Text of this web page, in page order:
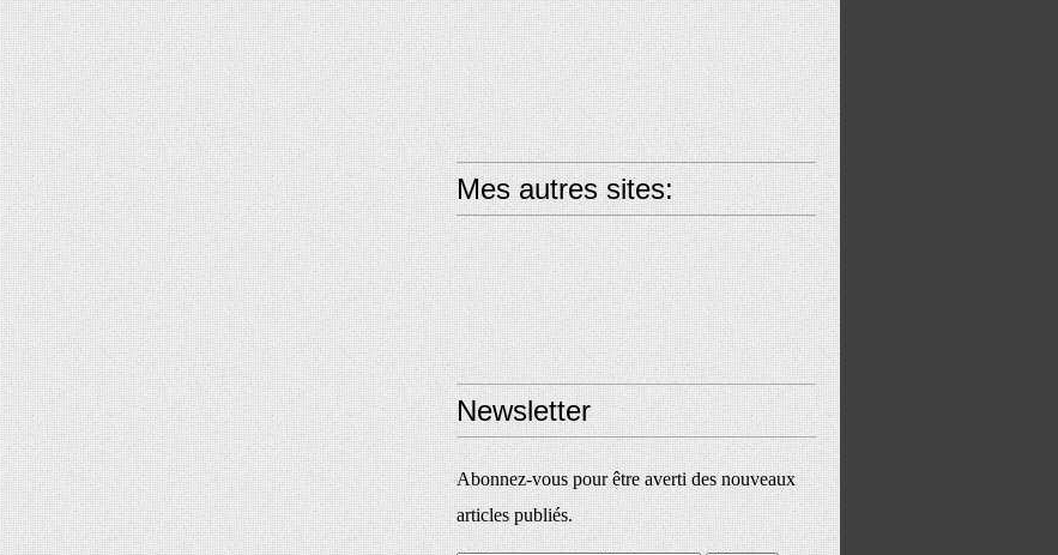
Mes autres sites:
Newsletter
Abonnez-vous pour être averti des nouveaux
articles publiés.